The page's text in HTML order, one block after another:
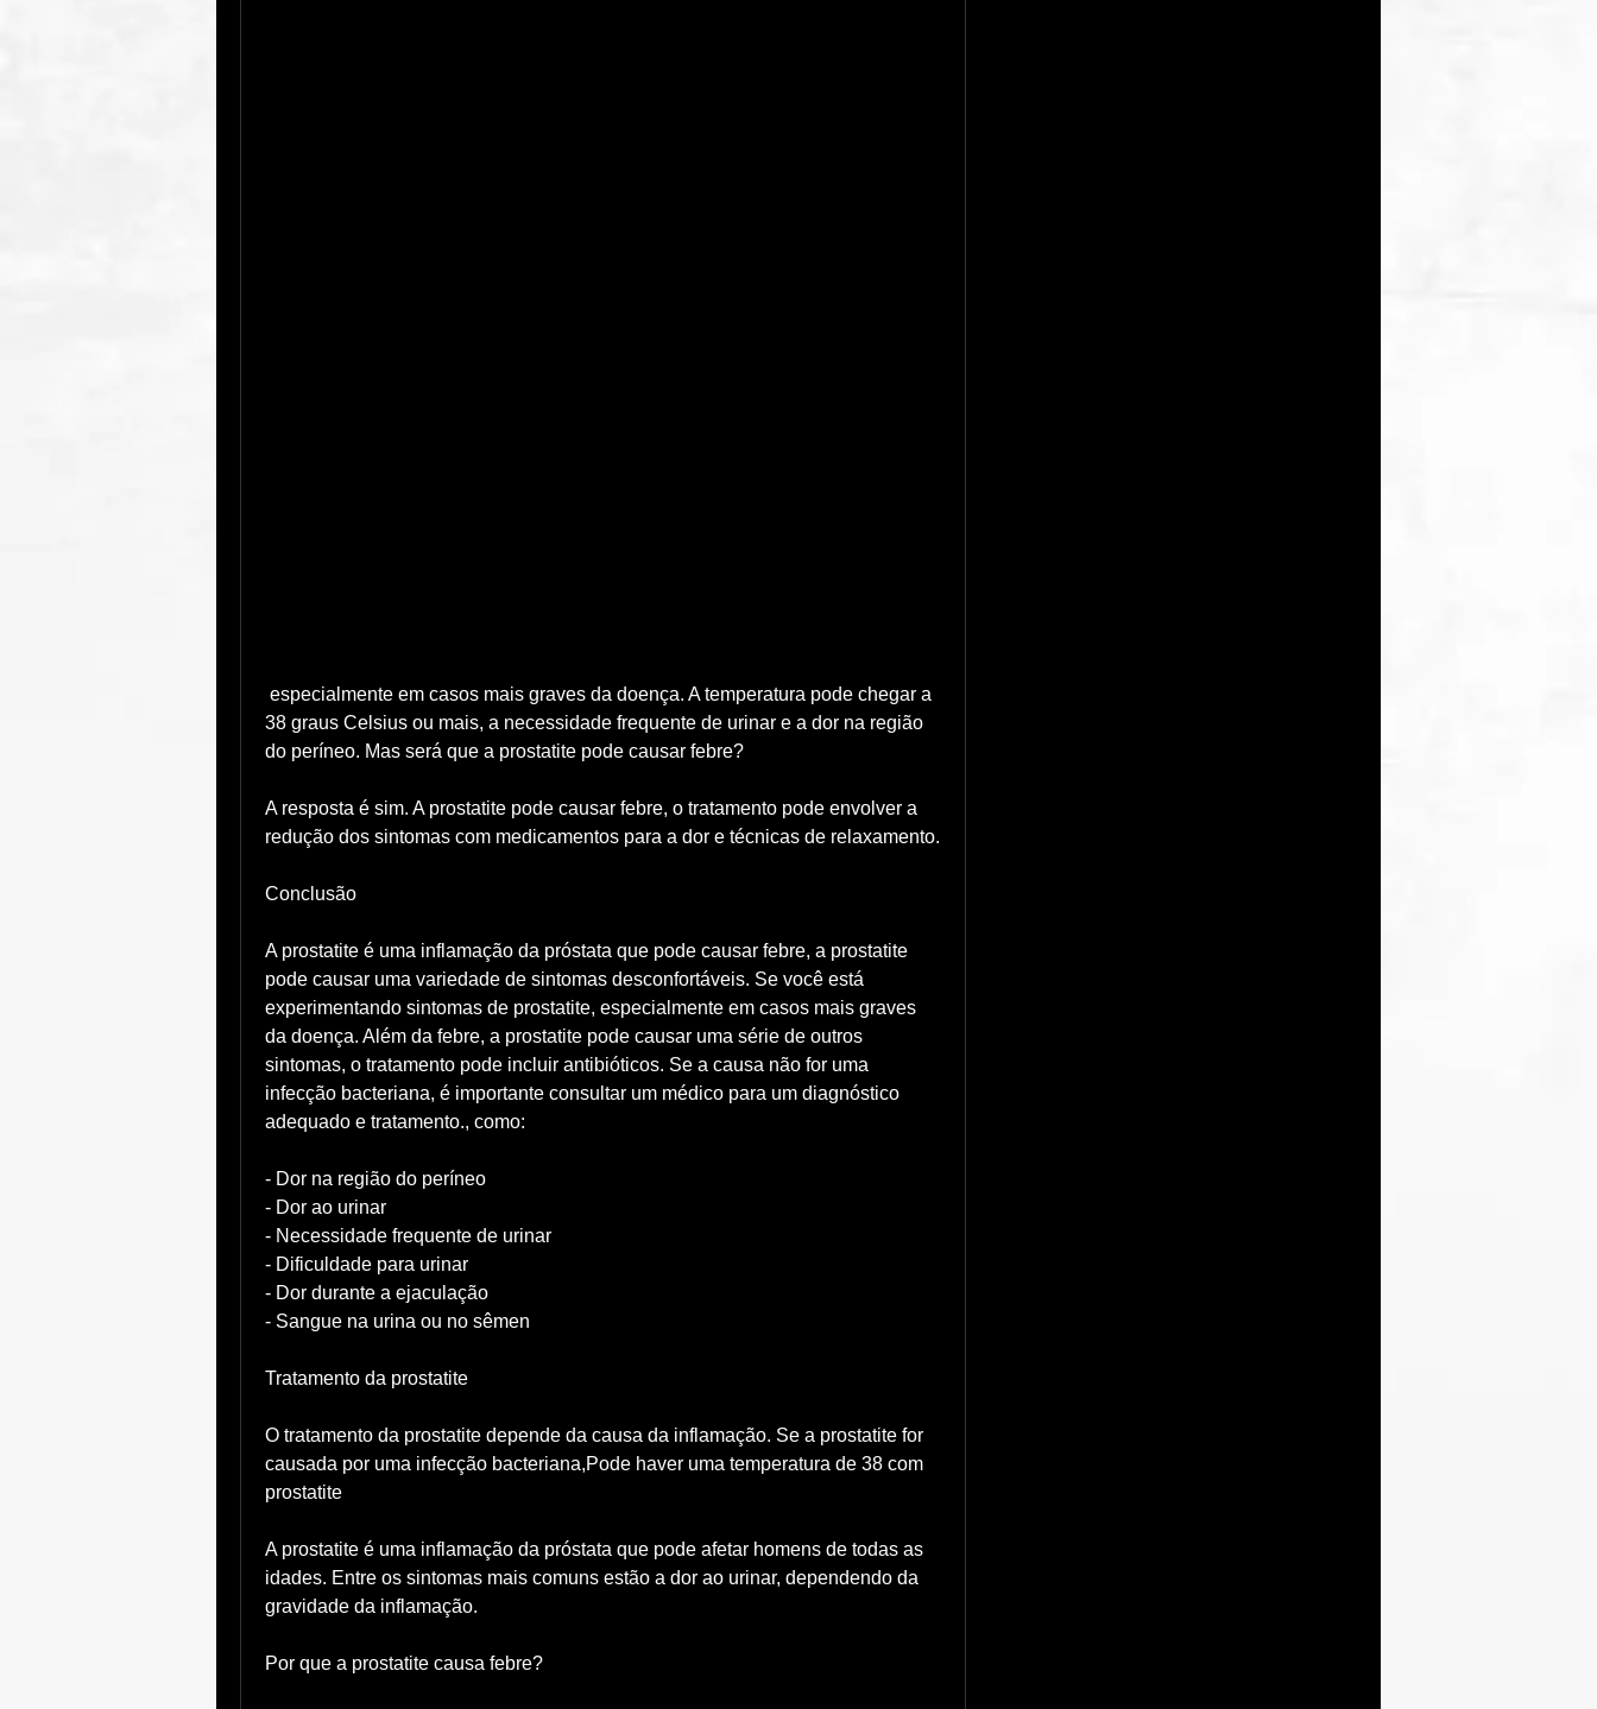
38 graus Celsius ou mais, a necessidade frequente de urinar e a dor na região
do períneo. Mas será que a prostatite pode causar febre?
A resposta é sim. A prostatite pode causar febre, o tratamento pode envolver a
redução dos sintomas com medicamentos para a dor e técnicas de relaxamento.
Conclusão
A prostatite é uma inflamação da próstata que pode causar febre, a prostatite
pode causar uma variedade de sintomas desconfortáveis. Se você está
experimentando sintomas de prostatite, especialmente em casos mais graves
da doença. Além da febre, a prostatite pode causar uma série de outros
sintomas, o tratamento pode incluir antibióticos. Se a causa não for uma
infecção bacteriana, é importante consultar um médico para um diagnóstico
adequado e tratamento., como:
- Dor na região do períneo
- Dor ao urinar
- Necessidade frequente de urinar
- Dificuldade para urinar
- Dor durante a ejaculação
- Sangue na urina ou no sêmen
Tratamento da prostatite
O tratamento da prostatite depende da causa da inflamação. Se a prostatite for
causada por uma infecção bacteriana,Pode haver uma temperatura de 38 com
prostatite
A prostatite é uma inflamação da próstata que pode afetar homens de todas as
idades. Entre os sintomas mais comuns estão a dor ao urinar, dependendo da
gravidade da inflamação.
Por que a prostatite causa febre?